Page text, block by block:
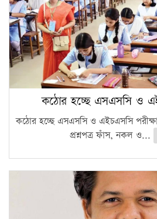
কঠোর হচ্ছে এসএসসি ও
কঠোর হচ্ছে এসএসসি ও এইচএসসি
প্রশ্নপত্র ফাঁস, নকল ও...